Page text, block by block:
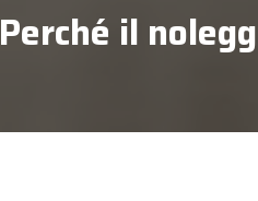
Perché il